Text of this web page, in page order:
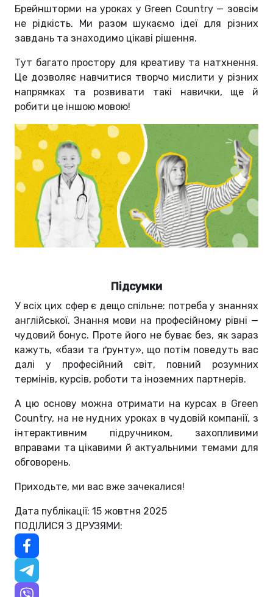
Брейншторми на уроках у Green Country — зовсім
не рідкість. Ми разом шукаємо ідеї для різних
завдань та знаходимо цікаві рішення.
Тут багато простору для креативу та натхнення.
Це дозволяє навчитися творчо мислити у різних
напрямках та розвивати такі навички, ще й
робити це іншою мовою!
Підсумки
У всіх цих сфер є дещо спільне: потреба у знаннях
англійської. Знання мови на професійному рівні —
чудовий бонус. Проте його не буває без, як зараз
кажуть, «бази та ґрунту», що потім поведуть вас
далі у професійний світ, повний розумних
термінів, курсів, роботи та іноземних партнерів.
А цю основу можна отримати на курсах в Green
Country, на не нудних уроках в чудовій компанії, з
інтерактивним підручником, захопливими
вправами та цікавими й актуальними темами для
обговорень.
Приходьте, ми вас вже зачекалися!
Дата публікації: 15 жовтня 2025
ПОДІЛИСЯ З ДРУЗЯМИ: